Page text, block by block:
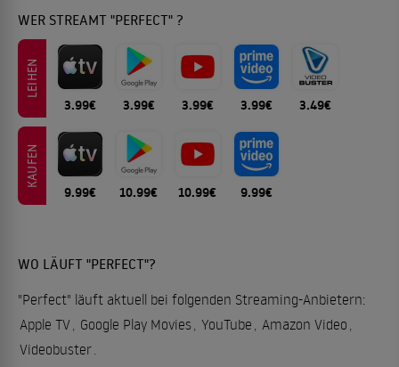
WER STREAMT "PERFECT" ?
LEIHEN
3.99€ 3.99€ 3.99€ 3.99€ 3.49€
KAUFEN
9.99€ 10.99€ 10.99€ 9.99€
WO LÄUFT "PERFECT"?
"Perfect" läuft aktuell bei folgenden Streaming-Anbietern:
Apple TV, Google Play Movies, YouTube , Amazon Video ,
Videobuster.